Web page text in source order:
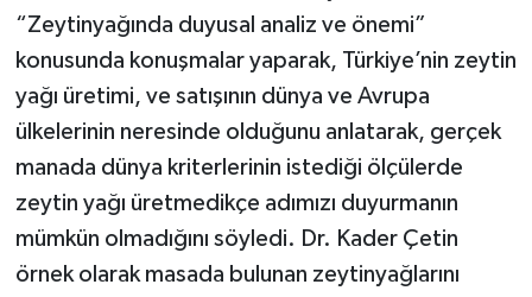
“Zeytinyağında duyusal analiz ve önemi”
konusunda konuşmalar yaparak, Türkiye’nin zeytin
yağı üretimi, ve satışının dünya ve Avrupa
ülkelerinin neresinde olduğunu anlatarak, gerçek
manada dünya kriterlerinin istediği ölçülerde
zeytin yağı üretmedikçe adımızı duyurmanın
mümkün olmadığını söyledi. Dr. Kader Çetin
örnek olarak masada bulunan zeytinyağlarını